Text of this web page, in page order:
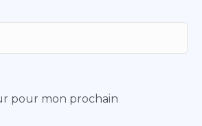
pour mon prochain